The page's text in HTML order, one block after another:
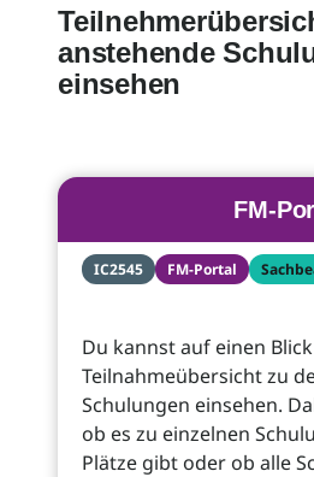
anstehende
einsehen
FM-
IC2545 FM-Portal
Du kannst auf einen
Teilnahmeübersicht zu
Schulungen einsehen.
ob es zu einzelnen
Plätze gibt oder ob alle